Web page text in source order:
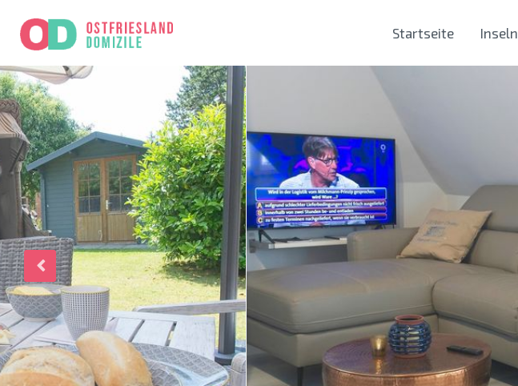
Startseite Inseln